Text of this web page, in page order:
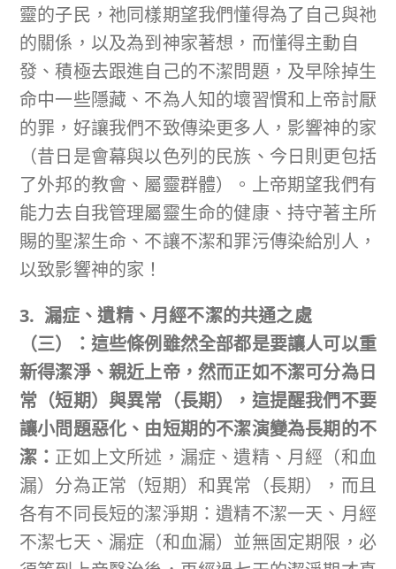
靈的子民，祂同樣期望我們懂得為了自己與祂
的關係，以及為到神家著想，而懂得主動自
發、積極去跟進自己的不潔問題，及早除掉生
命中一些隱藏、不為人知的壞習慣和上帝討厭
的罪，好讓我們不致傳染更多人，影響神的家
（昔日是會幕與以色列的民族、今日則更包括
了外邦的教會、屬靈群體）。上帝期望我們有
能力去自我管理屬靈生命的健康、持守著主所
賜的聖潔生命、不讓不潔和罪污傳染給別人，
以致影響神的家！
3. 漏症、遺精、月經不潔的共通之處
（三）：這些條例雖然全部都是要讓人可以重
新得潔淨、親近上帝，然而正如不潔可分為日
常（短期）與異常（長期），這提醒我們不要
讓小問題惡化、由短期的不潔演變為長期的不
潔： 正如上文所述，漏症、遺精、月經（和血
漏）分為正常（短期）和異常（長期），而且
各有不同長短的潔淨期：遺精不潔一天、月經
不潔七天、漏症（和血漏）並無固定期限，必